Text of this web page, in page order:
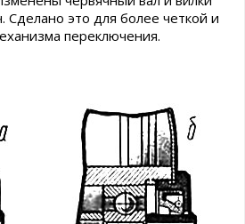
Сделано это для более четкой и
переключения.